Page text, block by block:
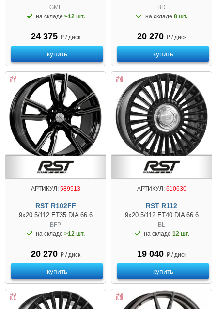
GMF
на складе >12 шт.
24 375 ₽ / диск
купить
BD
на складе 8 шт.
20 270 ₽ / диск
купить
АРТИКУЛ:589513
RST R102FF
9x20 5/112 ET35 DIA 66.6
BFP
на складе >12 шт.
20 270 ₽ / диск
купить
АРТИКУЛ:610630
RST R112
9x20 5/112 ET40 DIA 66.6
BL
на складе 12 шт.
19 040 ₽ / диск
купить